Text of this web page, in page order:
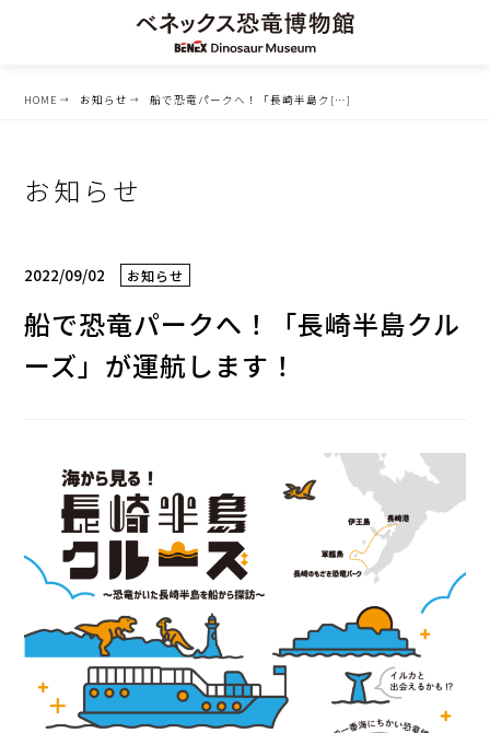
HOME お知らせ 船で恐竜パークへ！「長崎半島ク[…]
お知らせ
2022/09/02 お知らせ
船で恐竜パークへ！「長崎半島クル
ーズ」が運航します！